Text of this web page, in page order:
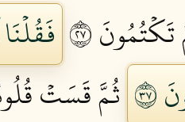
٧٢
ثُمَّ قَسَتۡ